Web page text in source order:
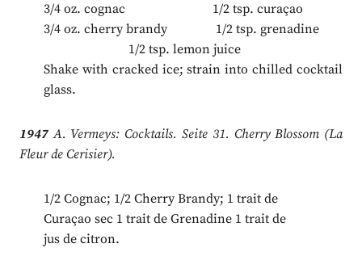
3/4 oz. cognac 1/2 tsp. curaçao
3/4 oz. cherry brandy 1/2 tsp. grenadine
1/2 tsp. lemon juice
Shake with cracked ice; strain into chilled cocktail
glass.
1947A. Vermeys: Cocktails. Seite 31. Cherry Blossom (La
Fleur de Cerisier).
1/2 Cognac; 1/2 Cherry Brandy; 1 trait de
Curaçao sec 1 trait de Grenadine 1 trait de
jus de citron.